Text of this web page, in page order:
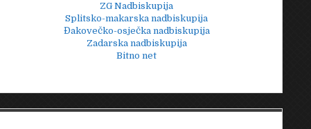
ZG Nadbiskupija
Splitsko-makarska nadbiskupija
Đakovečko-osječka nadbiskupija
Zadarska nadbiskupija
Bitno net